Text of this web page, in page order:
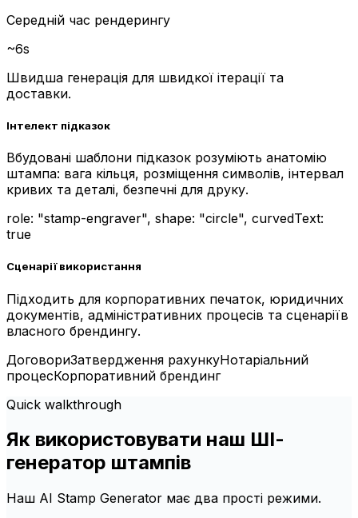
Середній час рендерингу
~6s
Швидша генерація для швидкої ітерації та
доставки.
Інтелект підказок
Вбудовані шаблони підказок розуміють анатомію
штампа: вага кільця, розміщення символів, інтервал
кривих та деталі, безпечні для друку.
role: "stamp-engraver", shape: "circle", curvedText:
true
Сценарії використання
Підходить для корпоративних печаток, юридичних
документів, адміністративних процесів та сценаріїв
власного брендингу.
ДоговориЗатвердження рахункуНотаріальний
процесКорпоративний брендинг
Quick walkthrough
Як використовувати наш ШІ-
генератор штампів
Наш AI Stamp Generator має два прості режими.